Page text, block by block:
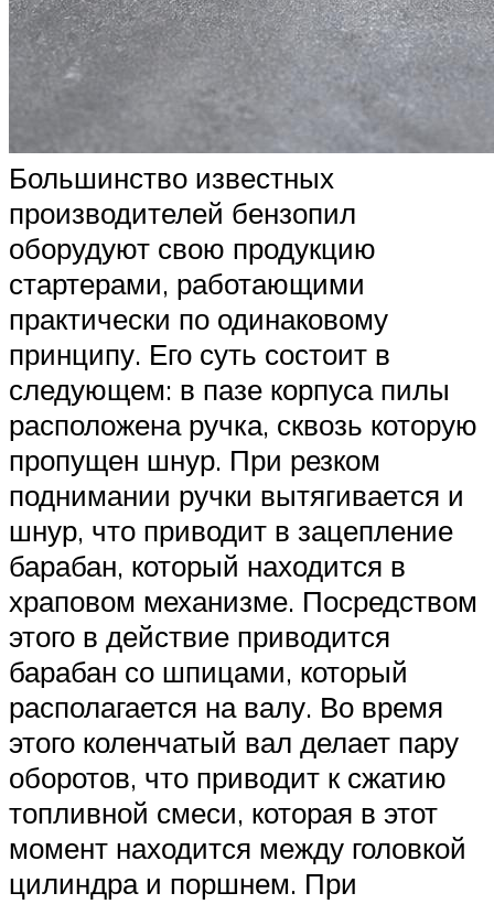
Большинство известных
производителей бензопил
оборудуют свою продукцию
стартерами, работающими
практически по одинаковому
принципу. Его суть состоит в
следующем: в пазе корпуса пилы
расположена ручка, сквозь которую
пропущен шнур. При резком
поднимании ручки вытягивается и
шнур, что приводит в зацепление
барабан, который находится в
храповом механизме. Посредством
этого в действие приводится
барабан со шпицами, который
располагается на валу. Во время
этого коленчатый вал делает пару
оборотов, что приводит к сжатию
топливной смеси, которая в этот
момент находится между головкой
цилиндра и поршнем. При